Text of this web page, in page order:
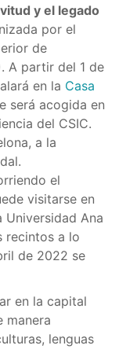
y el legado
por el
de
A partir del 1 de
en la Casa
será acogida en
del CSIC.
a la
el
visitarse en
Universidad Ana
recintos a lo
de 2022 se
en la capital
manera
lenguas